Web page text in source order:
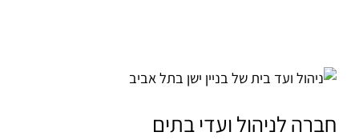
חברה לניהול ועדי בתים
חברה
ועדי